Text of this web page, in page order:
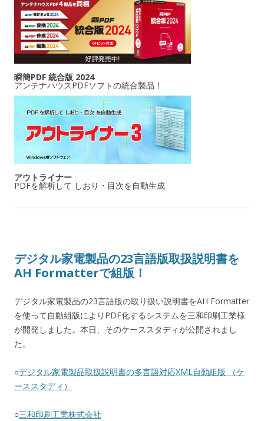
瞬簡PDF 統合版 2024
アンテナハウスPDFソフトの統合製品！
アウトライナー
PDFを解析して しおり・目次を自動生成
デジタル家電製品の23言語版取扱説明書を
AH Formatterで組版！
デジタル家電製品の23言語版の取り扱い説明書をAH Formatter
を使って自動組版によりPDF化するシステムを三和印刷工業様
が開発しました。本日、そのケーススタディが公開されまし
た。
○デジタル家電製品取扱説明書の多言語対応XML自動組版 （ケ
ーススタディ）
○三和印刷工業株式会社